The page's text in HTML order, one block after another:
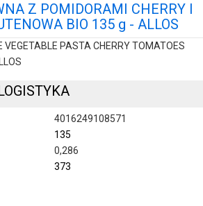
Z POMIDORAMI CHERRY I
BIO 135 g - ALLOS
VEGETABLE PASTA CHERRY TOMATOES
4016249108571
135
0,286
373